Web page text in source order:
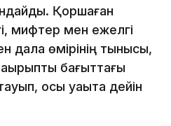
Қоршаған
мифтер мен ежелгі
дала өмірінің тынысы,
бағыттағы
осы уақытқа дейін